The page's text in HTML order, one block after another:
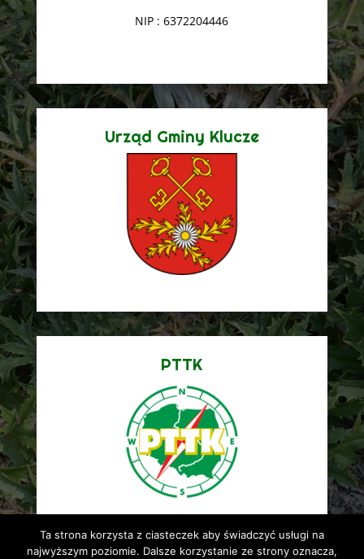
NIP : 6372204446
Urząd Gminy Klucze
PTTK
Ta strona korzysta z ciasteczek aby świadczyć usługi na
najwyższym poziomie. Dalsze korzystanie ze strony oznacza,